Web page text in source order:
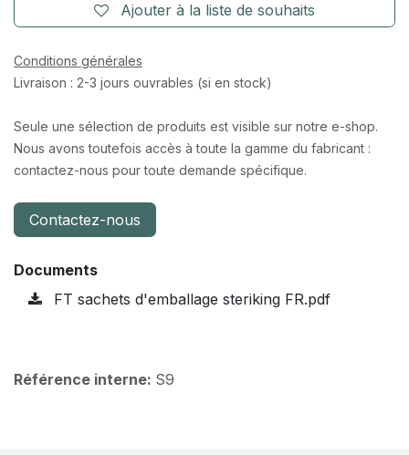
Ajouter à la liste de souhaits
Conditions générales
Livraison : 2-3 jours ouvrables (si en stock)
Seule une sélection de produits est visible sur notre e-shop.
Nous avons toutefois accès à toute la gamme du fabricant :
contactez-nous pour toute demande spécifique.
Contactez-nous
Documents
FT sachets d'emballage steriking FR.pdf
Référence interne: S9